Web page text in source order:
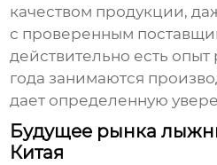
качеством продукции,
с проверенным
действительно есть опыт
года занимаются
дает определенную
Будущее рынка
Китая